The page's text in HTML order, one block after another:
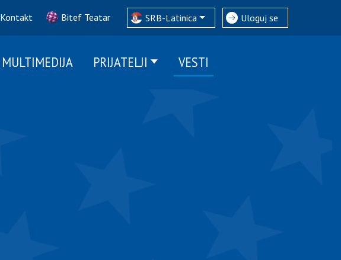
Kontakt Bitef Teatar SRB-Latinica Uloguj se
MULTIMEDIJA PRIJATELJI VESTI